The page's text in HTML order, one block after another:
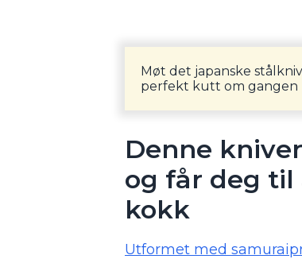
Møt det japanske
perfekt kutt om gangen
Denne
og får deg til
kokk
Utformet med